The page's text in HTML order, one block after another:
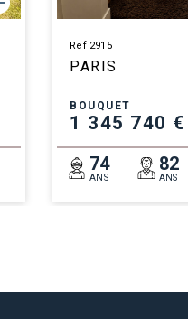
Ref 2915
PARIS
BOUQUET
1 345 740 €
74
ANS
82
ANS